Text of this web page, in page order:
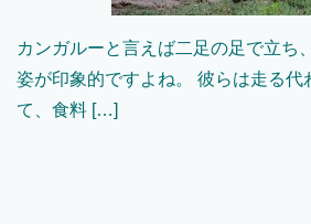
カンガルーと言えば二足の足で立ち
姿が印象的ですよね。 彼らは走る代
て、食料 […]